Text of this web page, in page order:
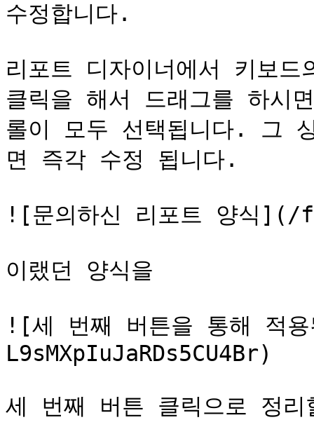
수정합니다.
리포트 디자이너에서 키보
클릭을 해서 드래그를 하시
롤이 모두 선택됩니다. 그
면 즉각 수정 됩니다.
![문의하신 리포트 양식](/
이랬던 양식을
![세 번째 버튼을 통해
L9sMXpIuJaRDs5CU4Br)
세 번째 버튼 클릭으로 정